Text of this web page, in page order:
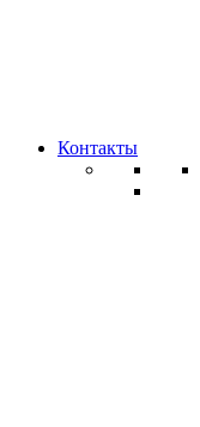
Контакты